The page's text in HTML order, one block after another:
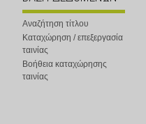
Αναζήτηση τίτλου
Καταχώρηση / επεξεργασία
ταινίας
Βοήθεια καταχώρησης
ταινίας